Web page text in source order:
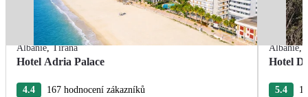
Albánie,Tirana
Hotel Adria Palace
4.4
167 hodnocení zákazníků
Albánie,
Hotel
5.4